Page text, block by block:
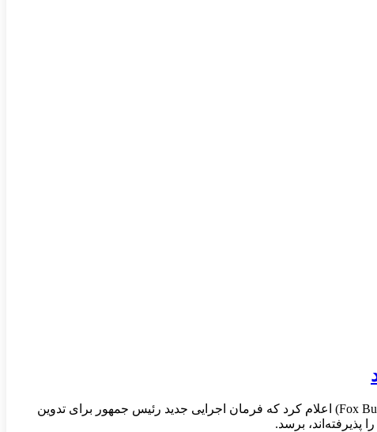
دیوید ساکس (David Sacks)، مسئول ارشد ارزهای دیجیتال در دولت دونالد ترامپ (Donald Trump)، در مصاحبه با فاکس بیزینس (Fox Business) اعلام کرد که فرمان اجرایی جدید رئیس جمهور برای تدوین
پذیرفته‌اند، برسد.